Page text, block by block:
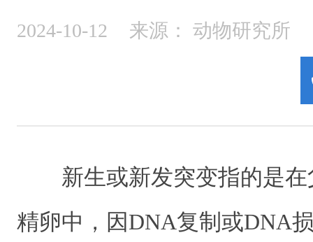
2024-10-12 来源： 动物研究所
新生或新发突变指的是
精卵中，因DNA复制或DNA